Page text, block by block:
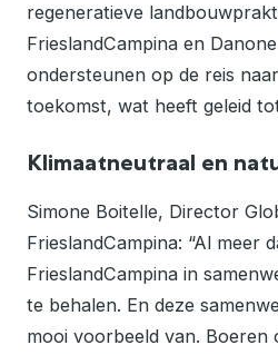
regeneratieve
FrieslandCampina en
ondersteunen op de reis
toekomst, wat heeft geleid
Klimaatneutraal en
Simone Boitelle, Director
FrieslandCampina: “Al meer
FrieslandCampina in
te behalen. En deze
mooi voorbeeld van. Boeren